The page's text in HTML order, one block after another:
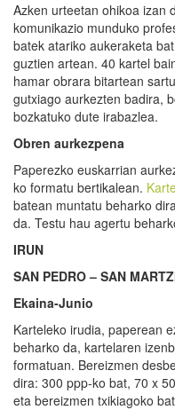
Azken urteetan ohikoa izan
komunikazio munduko
batek atariko aukeraketa
guztien artean. 40 kartel
hamar obrara bitartean
gutxiago aurkezten badira,
bozkatuko dute irabazlea.
Obren aurkezpena
Paperezko euskarrian
ko formatu bertikalean.
batean muntatu beharko
da. Testu hau agertu
IRUN
SAN PEDRO – SAN
Ekaina-Junio
Karteleko irudia, paperean
beharko da, kartelaren
formatuan. Bereizmen
dira: 300 ppp-ko bat, 70 x
eta bereizmen txikiagoko